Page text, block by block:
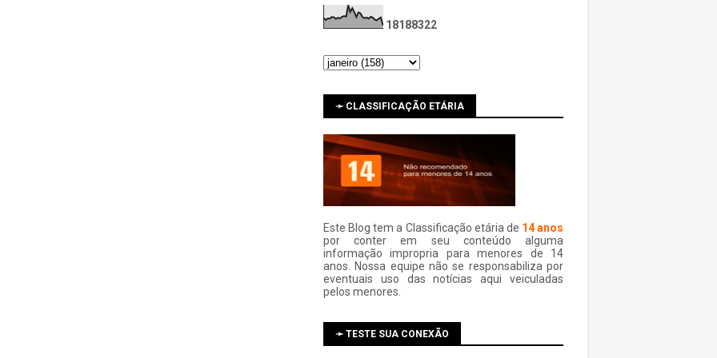
1 81 88322
➛ CLASSIFICAÇÃO ETÁRIA
Este Blog tem a Classificação etária de 14 anos
por conter em seu conteúdo alguma
informação impropria para menores de 14
anos. Nossa equipe não se responsabiliza por
eventuais uso das notí­cias aqui veiculadas
pelos menores.
➛ TESTE SUA CONEXÃO